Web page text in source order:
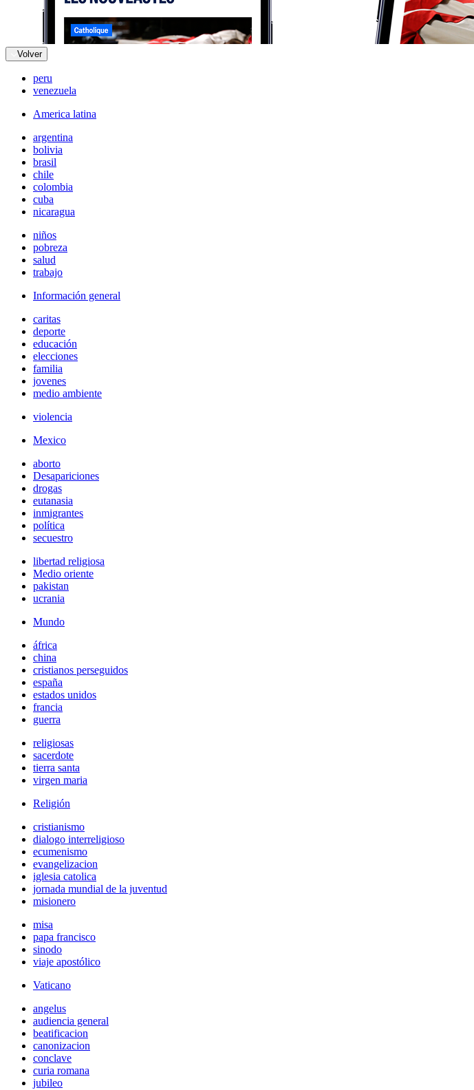
Volver
peru
venezuela
America latina
argentina
bolivia
brasil
chile
colombia
cuba
nicaragua
niños
pobreza
salud
trabajo
Información general
caritas
deporte
educación
elecciones
familia
jovenes
medio ambiente
violencia
Mexico
aborto
Desapariciones
drogas
eutanasia
inmigrantes
política
secuestro
libertad religiosa
Medio oriente
pakistan
ucrania
Mundo
áfrica
china
cristianos perseguidos
españa
estados unidos
francia
guerra
religiosas
sacerdote
tierra santa
virgen maria
Religión
cristianismo
dialogo interreligioso
ecumenismo
evangelizacion
iglesia catolica
jornada mundial de la juventud
misionero
misa
papa francisco
sinodo
viaje apostólico
Vaticano
angelus
audiencia general
beatificacion
canonizacion
conclave
curia romana
jubileo